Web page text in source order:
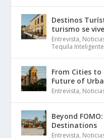
Destinos
turismo se
Entrevista,
Tequila Inteligente
From Cities
Future of
Entrevista,
Beyond
Destinations
Entrevista,